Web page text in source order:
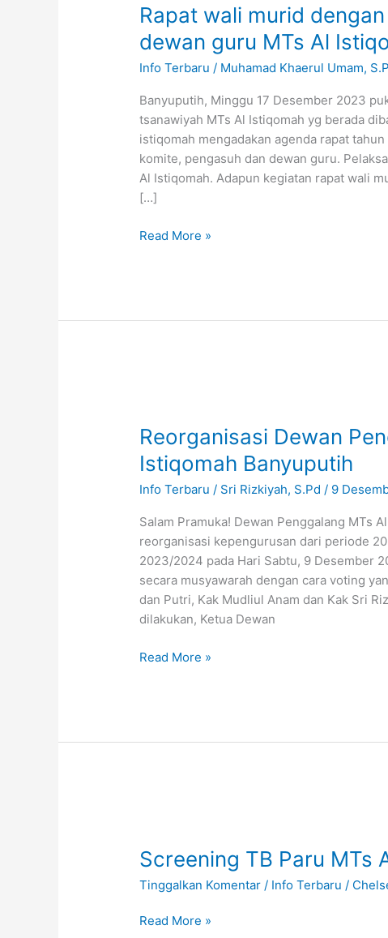
Rapat wali murid
dewan guru MTs Al
Info Terbaru / Muhamad Khaerul Umam,
Banyuputih, Minggu 17 Desember 2023
tsanawiyah MTs Al Istiqomah yg berada
istiqomah mengadakan agenda rapat
komite, pengasuh dan dewan guru.
Al Istiqomah. Adapun kegiatan rapat wali
[…]
Read More »
Reorganisasi Dewan
Istiqomah Banyuputih
Info Terbaru / Sri Rizkiyah, S.Pd/ 9
Salam Pramuka! Dewan Penggalang MTs
reorganisasi kepengurusan dari periode
2023/2024 pada Hari Sabtu, 9 Desember
secara musyawarah dengan cara voting
dan Putri, Kak Mudliul Anam dan Kak Sri
dilakukan, Ketua Dewan
Penggalang
MTs
Al-
Istiqomah
Read More »
Screening TB Paru MTs
Tinggalkan Komentar / Info Terbaru /
Paru
Al-
Istiqomah
Read More »